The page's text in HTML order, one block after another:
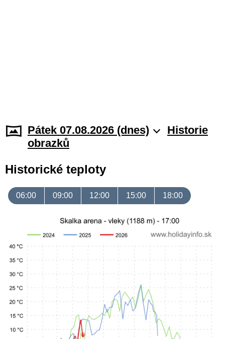
Pátek 07.08.2026 (dnes)
Historie
obrazků
Historické teploty
06:00 09:00 12:00 15:00 18:00